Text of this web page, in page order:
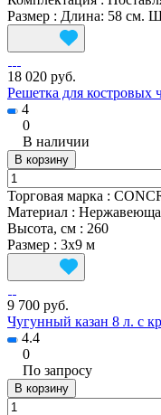
Размер : Длина: 58 см.
18 020 руб.
Решетка для
4
0
В наличии
В корзину
Торговая марка :
Материал :
Высота, см : 260
Размер : 3x9 м
9 700 руб.
Чугунный казан 8 л. с
4.4
0
По запросу
В корзину